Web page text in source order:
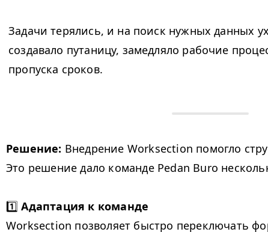
Задачи терялись, и на поиск нужных данных
создавало путаницу, замедляло рабочие
пропуска сроков.
Решение: Внедрение Worksection помогло
Это решение дало команде Pedan Buro
1️⃣Адаптация к команде
Worksection позволяет быстро переключать